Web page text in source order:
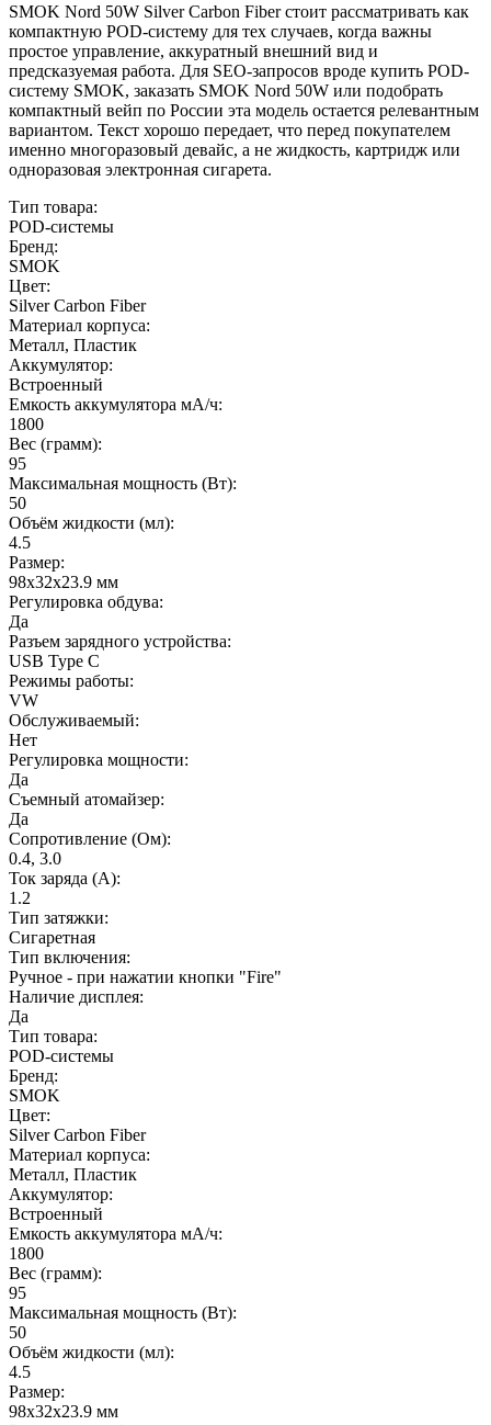
SMOK Nord 50W Silver Carbon Fiber стоит рассматривать как
компактную POD-систему для тех случаев, когда важны
простое управление, аккуратный внешний вид и
предсказуемая работа. Для SEO-запросов вроде купить POD-
систему SMOK, заказать SMOK Nord 50W или подобрать
компактный вейп по России эта модель остается релевантным
вариантом. Текст хорошо передает, что перед покупателем
именно многоразовый девайс, а не жидкость, картридж или
одноразовая электронная сигарета.
Тип товара:
POD-системы
Бренд:
SMOK
Цвет:
Silver Carbon Fiber
Материал корпуса:
Металл, Пластик
Аккумулятор:
Встроенный
Емкость аккумулятора мА/ч:
1800
Вес (грамм):
95
Максимальная мощность (Вт):
50
Объём жидкости (мл):
4.5
Размер:
98x32x23.9 мм
Регулировка обдува:
Да
Разъем зарядного устройства:
USB Type C
Режимы работы:
VW
Обслуживаемый:
Нет
Регулировка мощности:
Да
Съемный атомайзер:
Да
Сопротивление (Ом):
0.4, 3.0
Ток заряда (А):
1.2
Тип затяжки:
Сигаретная
Тип включения:
Ручное - при нажатии кнопки "Fire"
Наличие дисплея:
Да
Тип товара:
POD-системы
Бренд:
SMOK
Цвет:
Silver Carbon Fiber
Материал корпуса:
Металл, Пластик
Аккумулятор:
Встроенный
Емкость аккумулятора мА/ч:
1800
Вес (грамм):
95
Максимальная мощность (Вт):
50
Объём жидкости (мл):
4.5
Размер:
98x32x23.9 мм